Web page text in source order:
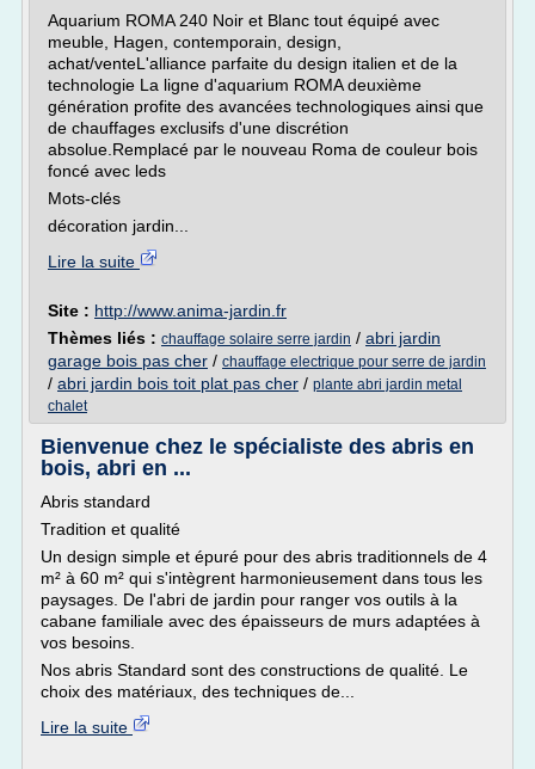
Aquarium ROMA 240 Noir et Blanc tout équipé avec
meuble, Hagen, contemporain, design,
achat/venteL'alliance parfaite du design italien et de la
technologie La ligne d'aquarium ROMA deuxième
génération profite des avancées technologiques ainsi que
de chauffages exclusifs d'une discrétion
absolue.Remplacé par le nouveau Roma de couleur bois
foncé avec leds
Mots-clés
décoration jardin...
Lire la suite
Site : http://www.anima-jardin.fr
Thèmes liés : chauffage solaire serre jardin / abri jardin
garage bois pas cher / chauffage electrique pour serre de jardin
/ abri jardin bois toit plat pas cher / plante abri jardin metal
chalet
Bienvenue chez le spécialiste des abris en
bois, abri en ...
Abris standard
Tradition et qualité
Un design simple et épuré pour des abris traditionnels de 4
m² à 60 m² qui s'intègrent harmonieusement dans tous les
paysages. De l'abri de jardin pour ranger vos outils à la
cabane familiale avec des épaisseurs de murs adaptées à
vos besoins.
Nos abris Standard sont des constructions de qualité. Le
choix des matériaux, des techniques de...
Lire la suite